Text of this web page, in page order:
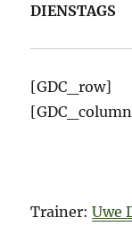
DIENSTAGS
[GDC_row]
Trainer:Uwe